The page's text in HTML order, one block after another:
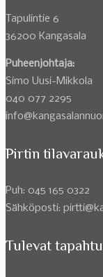
Tapulintie 6
36200 Kangasala
Puheenjohtaja:
Simo Uusi-Mikkola
040 077 2295
Pirtin
Puh: 045 165 0322
Sähköposti:
Tulevat